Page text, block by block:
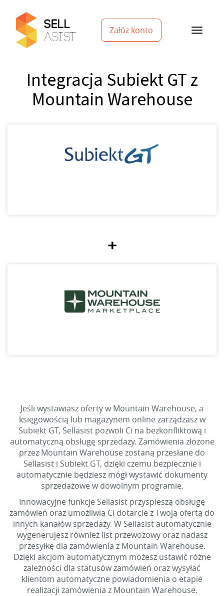
Załóż konto
Integracja Subiekt GT z
Mountain Warehouse
+
Jeśli wystawiasz oferty w Mountain Warehouse, a
księgowością lub magazynem online zarządzasz w
Subiekt GT, Sellasist pozwoli Ci na bezkonfliktową i
automatyczną obsługę sprzedaży. Zamówienia złożone
przez Mountain Warehouse zostaną przesłane do
Sellasist i Subiekt GT, dzięki czemu bezpiecznie i
automatycznie będziesz mógł wystawić dokumenty
sprzedażowe w dowolnym programie.
Innowacyjne funkcje Sellasist przyspieszą obsługę
zamówień oraz umożliwią Ci dotarcie z Twoją ofertą do
innych kanałów sprzedaży. W Sellasist automatycznie
wygenerujesz również list przewozowy oraz nadasz
przesyłkę dla zamówienia z Mountain Warehouse.
Dzięki akcjom automatycznym możesz ustawić różne
zależności dla statusów zamówień oraz wysyłać
klientom automatyczne powiadomienia o etapie
realizacji zamówienia z Mountain Warehouse.